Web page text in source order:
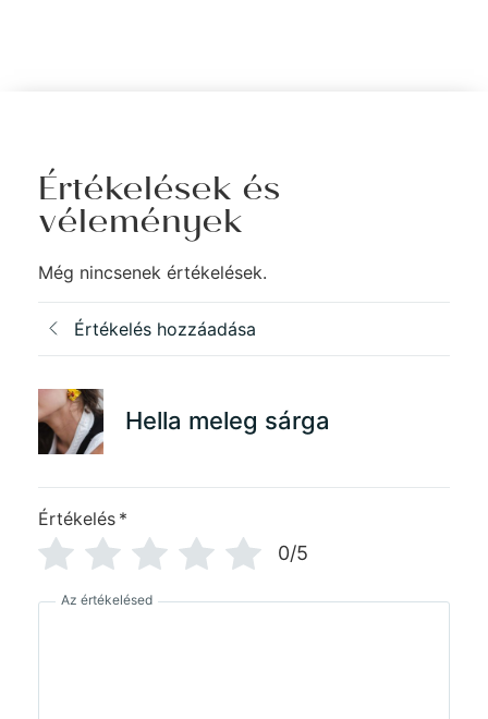
Értékelések és
vélemények
Még nincsenek értékelések.
Értékelés hozzáadása
Hella meleg sárga
Értékelés *
0/5
Az értékelésed